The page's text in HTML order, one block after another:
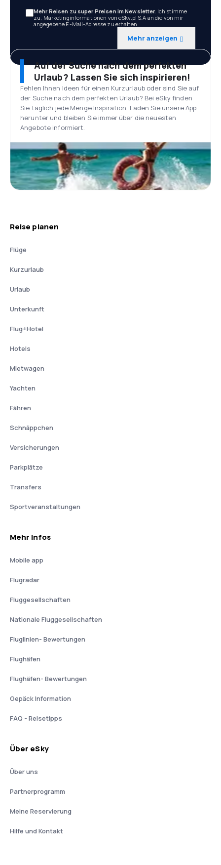
Mehr Reisen zu super Preisen im Newsletter. Ich stimme
zu, Marketinginformationen von eSky.pl S.A an die von mir
angegebene E-Mail-Adresse zu erhalten.
Mehr anzeigen
Auf der Suche nach dem perfekten
Urlaub? Lassen Sie sich inspirieren!
Fehlen Ihnen Ideen für einen Kurzurlaub oder sind Sie auf
der Suche nach dem perfekten Urlaub? Bei eSky finden
Sie täglich jede Menge Inspiration. Laden Sie unsere App
herunter und bleiben Sie immer über die neuesten
Angebote informiert.
Reise planen
Flüge
Kurzurlaub
Urlaub
Unterkunft
Flug+Hotel
Hotels
Mietwagen
Yachten
Fähren
Schnäppchen
Versicherungen
Parkplätze
Transfers
Sportveranstaltungen
Mehr Infos
Mobile app
Flugradar
Fluggesellschaften
Nationale Fluggesellschaften
Fluglinien- Bewertungen
Flughäfen
Flughäfen- Bewertungen
Gepäck Information
FAQ - Reisetipps
Über eSky
Über uns
Partnerprogramm
Meine Reservierung
Hilfe und Kontakt